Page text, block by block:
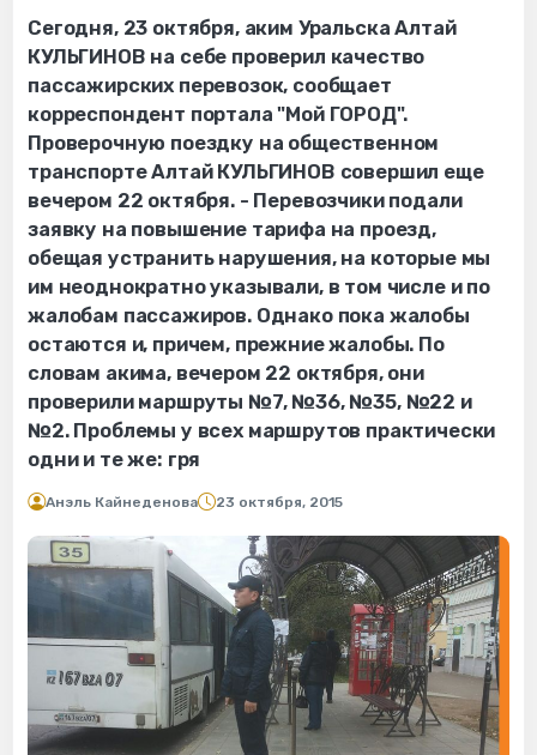
Сегодня, 23 октября, аким Уральска Алтай
КУЛЬГИНОВ на себе проверил качество
пассажирских перевозок, сообщает
корреспондент портала "Мой ГОРОД".
Проверочную поездку на общественном
транспорте Алтай КУЛЬГИНОВ совершил еще
вечером 22 октября. - Перевозчики подали
заявку на повышение тарифа на проезд,
обещая устранить нарушения, на которые мы
им неоднократно указывали, в том числе и по
жалобам пассажиров. Однако пока жалобы
остаются и, причем, прежние жалобы. По
словам акима, вечером 22 октября, они
проверили маршруты №7, №36, №35, №22 и
№2. Проблемы у всех маршрутов практически
одни и те же: гря
Анэль Кайнеденова 23 октября, 2015